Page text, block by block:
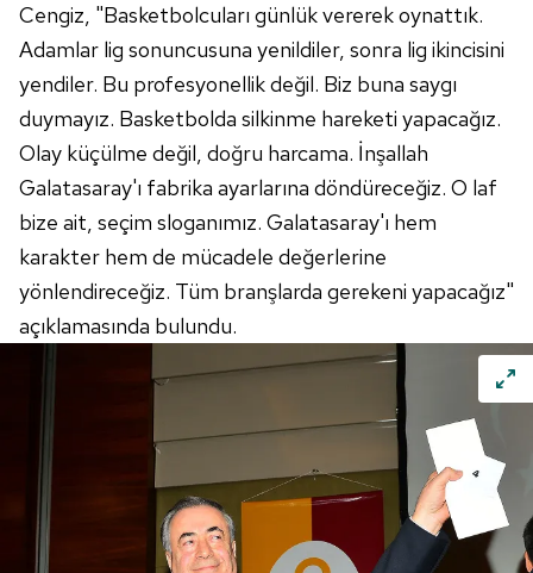
Cengiz, "Basketbolcuları günlük vererek oynattık.
Adamlar lig sonuncusuna yenildiler, sonra lig ikincisini
yendiler. Bu profesyonellik değil. Biz buna saygı
duymayız. Basketbolda silkinme hareketi yapacağız.
Olay küçülme değil, doğru harcama. İnşallah
Galatasaray'ı fabrika ayarlarına döndüreceğiz. O laf
bize ait, seçim sloganımız. Galatasaray'ı hem
karakter hem de mücadele değerlerine
yönlendireceğiz. Tüm branşlarda gerekeni yapacağız"
açıklamasında bulundu.